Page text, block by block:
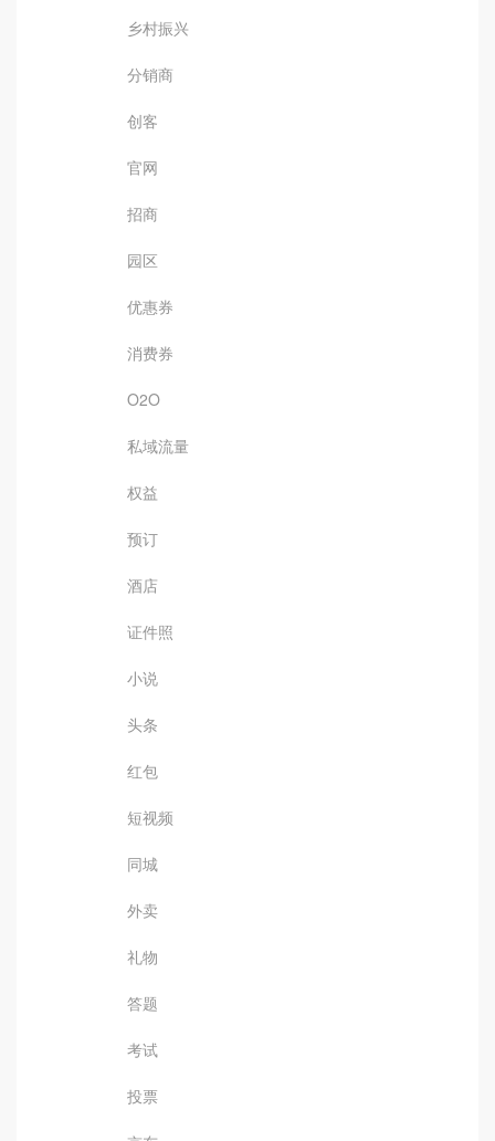
乡村振兴
分销商
创客
官网
招商
园区
优惠券
消费券
O2O
私域流量
权益
预订
酒店
证件照
小说
头条
红包
短视频
同城
外卖
礼物
答题
考试
投票